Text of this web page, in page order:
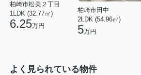
柏崎市松美２丁目
1LDK (32.77㎡)
6.25万円
柏崎市田中
2LDK (54.96㎡)
5万円
よく見られている物件